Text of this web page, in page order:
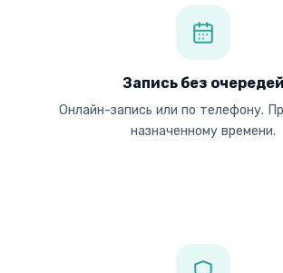
Запись без очередей
Онлайн-запись или по телефону.
назначенному времени.